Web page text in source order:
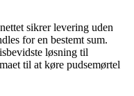
sikrer levering uden
for en bestemt sum.
løsning til
til at køre pudsemørtel